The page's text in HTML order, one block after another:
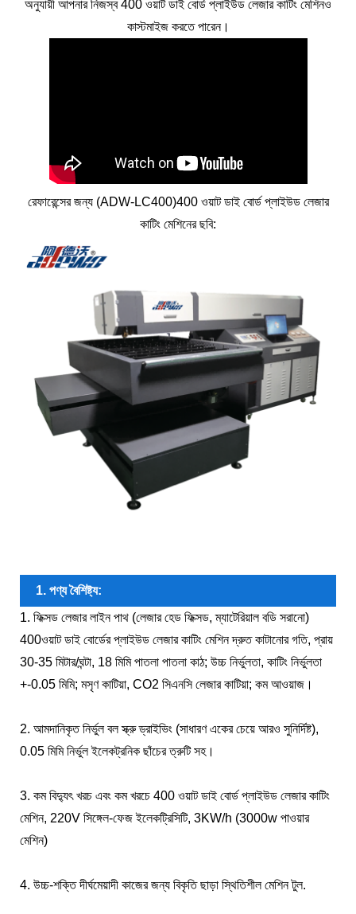
অনুযায়ী আপনার নিজস্ব 400 ওয়াট ডাই বোর্ড প্লাইউড লেজার কাটিং মেশিনও
কাস্টমাইজ করতে পারেন।
রেফারেন্সের জন্য (ADW-LC400)400 ওয়াট ডাই বোর্ড প্লাইউড লেজার
কাটিং মেশিনের ছবি:
1. পণ্য বৈশিষ্ট্য:
1. ফিক্সড লেজার লাইন পাথ (লেজার হেড ফিক্সড, ম্যাটেরিয়াল বডি সরানো)
400ওয়াট ডাই বোর্ডের প্লাইউড লেজার কাটিং মেশিন দ্রুত কাটানোর গতি, প্রায়
30-35 মিটার/ঘন্টা, 18 মিমি পাতলা পাতলা কাঠ; উচ্চ নির্ভুলতা, কাটিং নির্ভুলতা
+-0.05 মিমি; মসৃণ কাটিয়া, CO2 সিএনসি লেজার কাটিয়া; কম আওয়াজ।
2. আমদানিকৃত নির্ভুল বল স্ক্রু ড্রাইভিং (সাধারণ একের চেয়ে আরও সুনির্দিষ্ট),
0.05 মিমি নির্ভুল ইলেকট্রনিক ছাঁচের ত্রুটি সহ।
3. কম বিদ্যুৎ খরচ এবং কম খরচে 400 ওয়াট ডাই বোর্ড প্লাইউড লেজার কাটিং
মেশিন, 220V সিঙ্গেল-ফেজ ইলেকট্রিসিটি, 3KW/h (3000w পাওয়ার
মেশিন)
4. উচ্চ-শক্তি দীর্ঘমেয়াদী কাজের জন্য বিকৃতি ছাড়া স্থিতিশীল মেশিন টুল.